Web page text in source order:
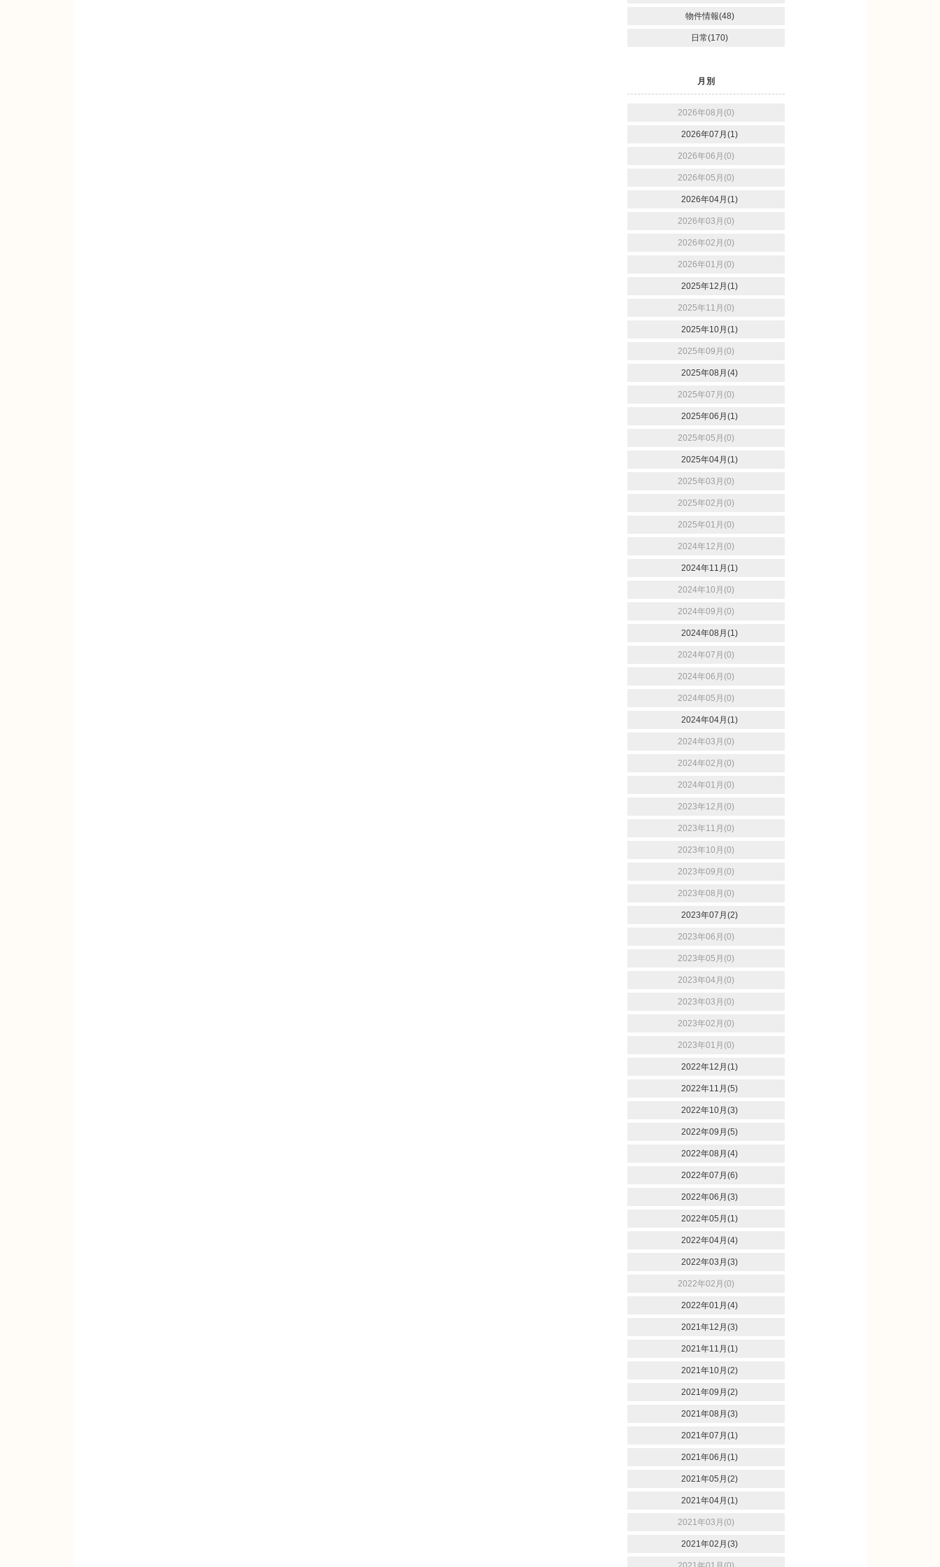
物件情報(48)
日常(170)
月別
2026年08月(0)
2026年07月(1)
2026年06月(0)
2026年05月(0)
2026年04月(1)
2026年03月(0)
2026年02月(0)
2026年01月(0)
2025年12月(1)
2025年11月(0)
2025年10月(1)
2025年09月(0)
2025年08月(4)
2025年07月(0)
2025年06月(1)
2025年05月(0)
2025年04月(1)
2025年03月(0)
2025年02月(0)
2025年01月(0)
2024年12月(0)
2024年11月(1)
2024年10月(0)
2024年09月(0)
2024年08月(1)
2024年07月(0)
2024年06月(0)
2024年05月(0)
2024年04月(1)
2024年03月(0)
2024年02月(0)
2024年01月(0)
2023年12月(0)
2023年11月(0)
2023年10月(0)
2023年09月(0)
2023年08月(0)
2023年07月(2)
2023年06月(0)
2023年05月(0)
2023年04月(0)
2023年03月(0)
2023年02月(0)
2023年01月(0)
2022年12月(1)
2022年11月(5)
2022年10月(3)
2022年09月(5)
2022年08月(4)
2022年07月(6)
2022年06月(3)
2022年05月(1)
2022年04月(4)
2022年03月(3)
2022年02月(0)
2022年01月(4)
2021年12月(3)
2021年11月(1)
2021年10月(2)
2021年09月(2)
2021年08月(3)
2021年07月(1)
2021年06月(1)
2021年05月(2)
2021年04月(1)
2021年03月(0)
2021年02月(3)